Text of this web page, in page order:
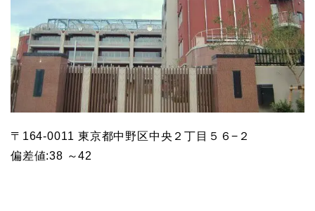
〒164-0011 東京都中野区中央２丁目５６−２
偏差値:38 ～42